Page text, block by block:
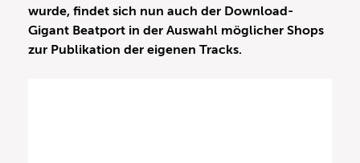
wurde, findet sich nun auch der Download-
Gigant Beatport in der Auswahl möglicher Shops
zur Publikation der eigenen Tracks.